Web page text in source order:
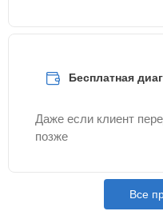
Бесплатная
Даже если клиент
позже
Все